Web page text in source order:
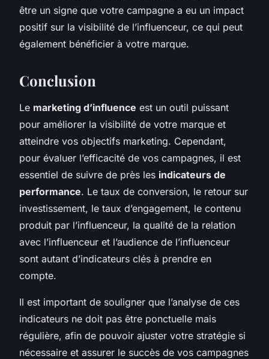
être un signe que votre campagne a eu un impact
positif sur la visibilité de l’influenceur, ce qui peut
également bénéficier à votre marque.
Conclusion
Le marketing d’influence est un outil puissant
pour améliorer la visibilité de votre marque et
atteindre vos objectifs marketing. Cependant,
pour évaluer l’efficacité de vos campagnes, il est
essentiel de suivre de près les indicateurs de
performance. Le taux de conversion, le retour sur
investissement, le taux d’engagement, le contenu
produit par l’influenceur, la qualité de la relation
avec l’influenceur et l’audience de l’influenceur
sont autant d’indicateurs clés à prendre en
compte.
Il est important de souligner que l’analyse de ces
indicateurs ne doit pas être ponctuelle mais
régulière, afin de pouvoir ajuster votre stratégie si
nécessaire et assurer le succès de vos campagnes